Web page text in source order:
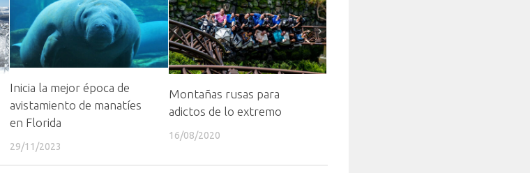
Inicia la mejor época de
avistamiento de manatíes
en Florida
29/11/2023
Montañas rusas para
adictos de lo extremo
16/08/2020